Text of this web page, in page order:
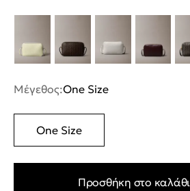
Μέγεθος:One Size
One Size
Προσθήκη στο καλάθι